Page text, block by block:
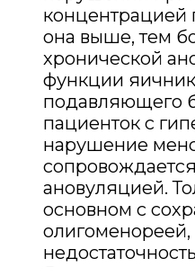
концентрацией
она выше, тем
хронической
функции
подавляющего
пациенток с
нарушение
ановуляцией.
основном с
олигоменореей,